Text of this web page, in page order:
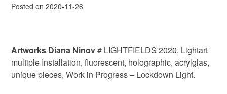
Posted on2020-11-28
Artworks Diana Ninov# LIGHTFIELDS 2020, Lightart
multiple Installation, fluorescent, holographic, acrylglas,
unique pieces, Work in Progress – Lockdown Light.